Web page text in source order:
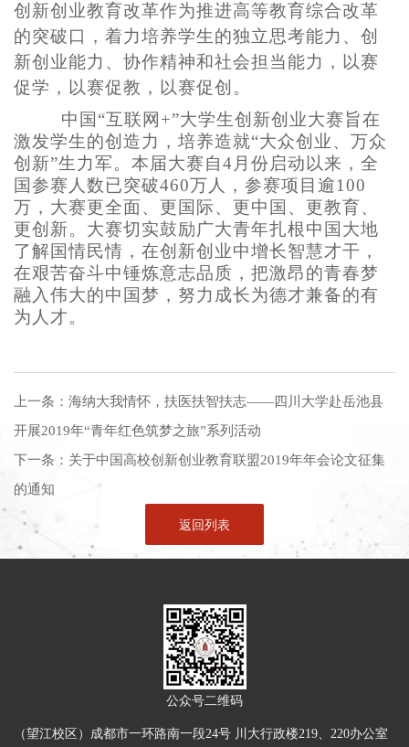
创新创业教育改革作为推进高等教育综合改革
的突破口，着力培养学生的独立思考能力、创
新创业能力、协作精神和社会担当能力，以赛
促学，以赛促教，以赛促创。
中国“互联网+”大学生创新创业大赛旨在
激发学生的创造力，培养造就“大众创业、万众
创新”生力军。本届大赛自4月份启动以来，全
国参赛人数已突破460万人，参赛项目逾100
万，大赛更全面、更国际、更中国、更教育、
更创新。大赛切实鼓励广大青年扎根中国大地
了解国情民情，在创新创业中增长智慧才干，
在艰苦奋斗中锤炼意志品质，把激昂的青春梦
融入伟大的中国梦，努力成长为德才兼备的有
为人才。
上一条： 海纳大我情怀，扶医扶智扶志——四川大学赴岳池县
开展2019年“青年红色筑梦之旅”系列活动
下一条： 关于中国高校创新创业教育联盟2019年年会论文征集
的通知
返回列表
公众号二维码
（望江校区）成都市一环路南一段24号 川大行政楼219、220办公室